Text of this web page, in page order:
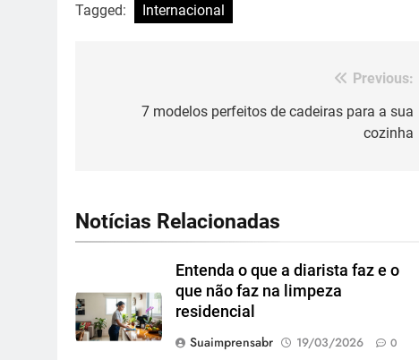
Tagged: Internacional
Previous:
7 modelos perfeitos de cadeiras para a sua
cozinha
Notícias Relacionadas
Entenda o que a diarista faz e o
que não faz na limpeza
residencial
Suaimprensabr
19/03/2026 0
BIM transforma a construção
civil e mostra na prática como
reduzir custos, evitar
desperdícios e acelerar obras
públicas e privadas
ECONOMIA & NEGÓCIOS
6
OCESC de Jornalismo está com